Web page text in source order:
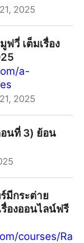
2025
ฟวี่ เต็มเรื่อง
a-
2025
อนที่ 3) ย้อน
มีกระต่าย
องออนไลน์ฟรี
courses/Ra